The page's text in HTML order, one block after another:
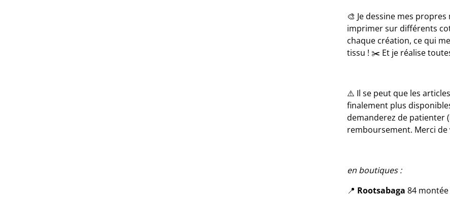
🎨 Je dessine mes
imprimer sur différents
chaque création, ce qui
tissu ! ✂️ Et je réalise
⚠️ Il se peut que les
finalement plus
demanderez de patienter
remboursement. Merci
en boutiques :
📍 Rootsabaga 84 montée